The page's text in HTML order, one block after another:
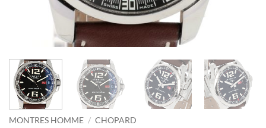
MONTRES HOMME / CHOPARD